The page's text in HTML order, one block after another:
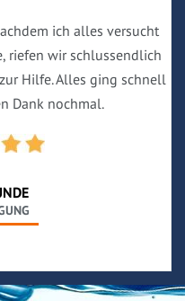
ich alles versucht
riefen wir schlussendlich
Hilfe. Alles ging schnell
Dank nochmal.